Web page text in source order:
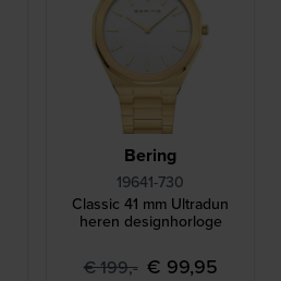
Bering
19641-730
Classic 41 mm Ultradun
heren designhorloge
€ 199,- € 99,95